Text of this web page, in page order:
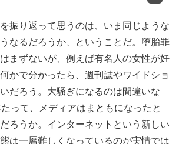
振り返って思うのは、いま同じような
なるだろうか、ということだ。堕胎罪
まずないが、例えば有名人の女性が妊
かで分かったら、週刊誌やワイドショ
だろう。大騒ぎになるのは間違いな
って、メディアはまともになったと
ろうか。インターネットという新しい
は一層難しくなっているのが実情では